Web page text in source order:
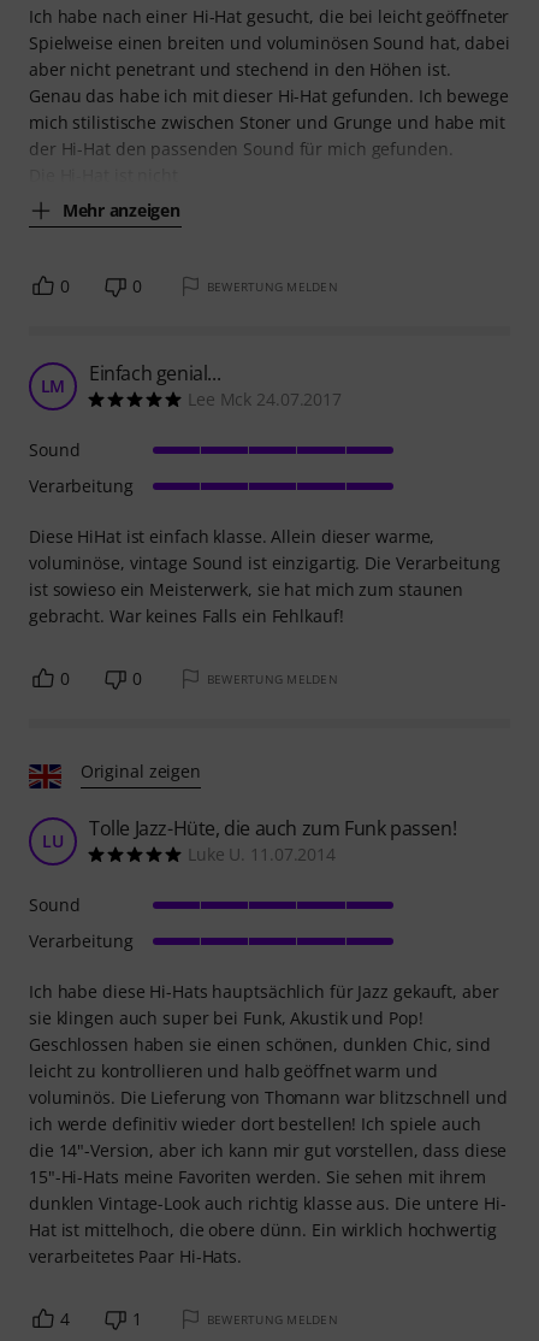
Ich habe nach einer Hi-Hat gesucht, die bei leicht geöffneter
Spielweise einen breiten und voluminösen Sound hat, dabei
aber nicht penetrant und stechend in den Höhen ist.
Genau das habe ich mit dieser Hi-Hat gefunden. Ich bewege
mich stilistische zwischen Stoner und Grunge und habe mit
der Hi-Hat den passenden Sound für mich gefunden.
Mehr anzeigen
0 0 BEWERTUNG MELDEN
LM Einfach genial...
Lee Mck 24.07.2017
Diese HiHat ist einfach klasse. Allein dieser warme,
voluminöse, vintage Sound ist einzigartig. Die Verarbeitung
ist sowieso ein Meisterwerk, sie hat mich zum staunen
gebracht. War keines Falls ein Fehlkauf!
Sound
Verarbeitung
0 0 BEWERTUNG MELDEN
Original zeigen
LU Tolle Jazz-Hüte, die auch zum Funk passen!
Luke U. 11.07.2014
Ich habe diese Hi-Hats hauptsächlich für Jazz gekauft, aber
sie klingen auch super bei Funk, Akustik und Pop!
Geschlossen haben sie einen schönen, dunklen Chic, sind
leicht zu kontrollieren und halb geöffnet warm und
voluminös. Die Lieferung von Thomann war blitzschnell und
ich werde definitiv wieder dort bestellen! Ich spiele auch
die 14"-Version, aber ich kann mir gut vorstellen, dass diese
15"-Hi-Hats meine Favoriten werden. Sie sehen mit ihrem
dunklen Vintage-Look auch richtig klasse aus. Die untere Hi-
Hat ist mittelhoch, die obere dünn. Ein wirklich hochwertig
verarbeitetes Paar Hi-Hats.
Sound
Verarbeitung
4 1 BEWERTUNG MELDEN